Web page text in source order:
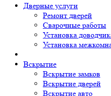
Дверные услуги
Ремонт дверей
Сварочные работы
Установка
Установка
Вскрытие
Вскрытие замков
Вскрытие дверей
Вскрытие авто